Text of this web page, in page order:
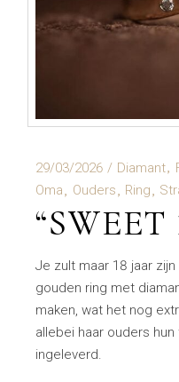
29/03/2026 Diamant
Oma
Ouders Ring
“SWEET
Je zult maar 18 jaar
gouden ring met
maken, wat het nog
allebei haar ouders
ingeleverd.